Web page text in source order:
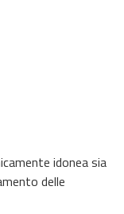
idonea sia
delle